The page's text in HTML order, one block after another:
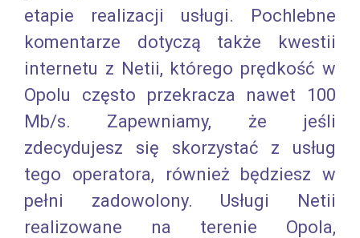
etapie realizacji usługi. Pochlebne
komentarze dotyczą także kwestii
internetu z Netii, którego prędkość w
Opolu często przekracza nawet 100
Mb/s. Zapewniamy, że jeśli
zdecydujesz się skorzystać z usług
tego operatora, również będziesz w
pełni zadowolony. Usługi Netii
realizowane na terenie Opola,